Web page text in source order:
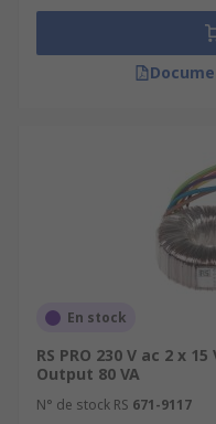
En stock
RS PRO 230 V ac 2 x
Output 80 VA
N° de stock RS 671-9117